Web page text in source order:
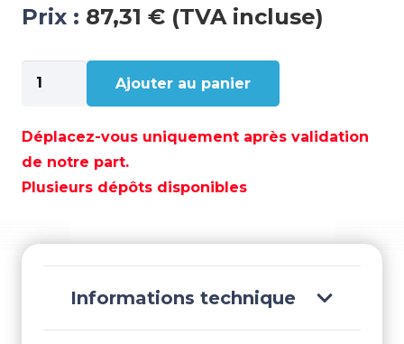
Prix : 87,31 € (TVA incluse)
quantité
de
OGIVE
ORVEA
81MM
Ajouter au panier
Déplacez-vous uniquement après validation
de notre part.
Plusieurs dépôts disponibles
Informations technique